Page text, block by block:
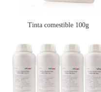
Tinta comestible 100g